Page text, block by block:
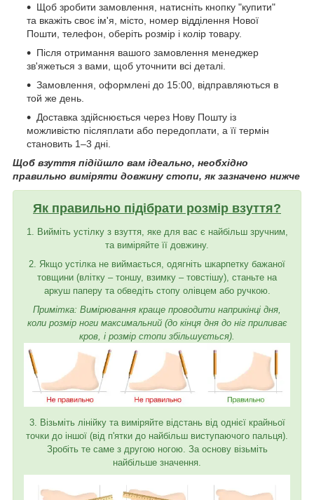
Щоб зробити замовлення, натисніть кнопку "купити"
та вкажіть своє ім'я, місто, номер відділення Нової
Пошти, телефон, оберіть розмір і колір товару.
Після отримання вашого замовлення менеджер
зв'яжеться з вами, щоб уточнити всі деталі.
Замовлення, оформлені до 15:00, відправляються в
той же день.
Доставка здійснюється через Нову Пошту із
можливістю післяплати або передоплати, а її термін
становить 1–3 дні.
Щоб взуття підійшло вам ідеально, необхідно
правильно виміряти довжину стопи, як зазначено нижче
Як правильно підібрати розмір взуття?
1. Вийміть устілку з взуття, яке для вас є найбільш зручним,
та виміряйте її довжину.
2. Якщо устілка не виймається, одягніть шкарпетку бажаної
товщини (влітку – тоншу, взимку – товстішу), станьте на
аркуш паперу та обведіть стопу олівцем або ручкою.
Примітка: Вимірювання краще проводити наприкінці дня,
коли розмір ноги максимальний (до кінця дня до ніг приливає
кров, і розмір стопи збільшується).
3. Візьміть лінійку та виміряйте відстань від однієї крайньої
точки до іншої (від п'ятки до найбільш виступаючого пальця).
Зробіть те саме з другою ногою. За основу візьміть
найбільше значення.